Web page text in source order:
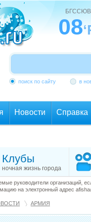
08
поиск по сайту в
Новости Справка
Клубы
ночная жизнь города
руководители организаций,
на электронный адрес
АРМИЯ